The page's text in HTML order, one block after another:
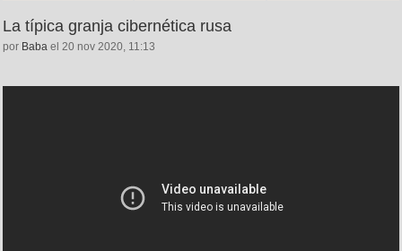
La típica granja cibernética rusa
por Baba el 20 nov 2020, 11:13